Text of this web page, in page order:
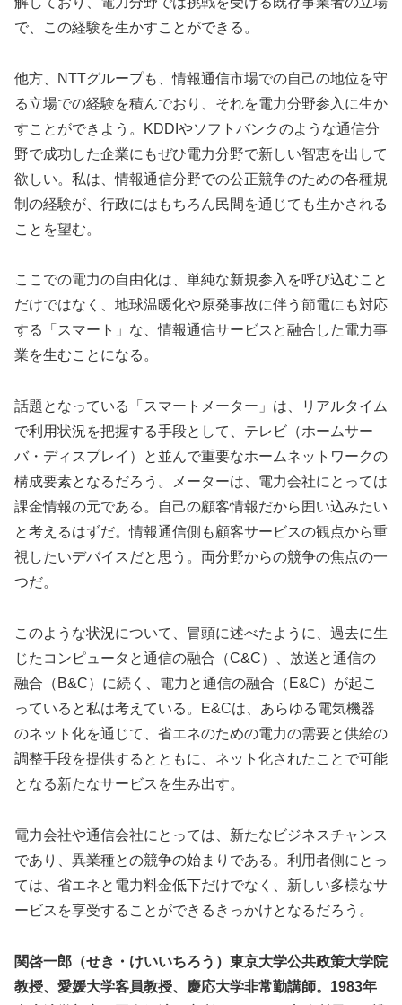
で、この経験を生かすことができる。
他方、NTTグループも、情報通信市場での自己の地位を守
る立場での経験を積んでおり、それを電力分野参入に生か
すことができよう。KDDIやソフトバンクのような通信分
野で成功した企業にもぜひ電力分野で新しい智恵を出して
欲しい。私は、情報通信分野での公正競争のための各種規
制の経験が、行政にはもちろん民間を通じても生かされる
ことを望む。
ここでの電力の自由化は、単純な新規参入を呼び込むこと
だけではなく、地球温暖化や原発事故に伴う節電にも対応
する「スマート」な、情報通信サービスと融合した電力事
業を生むことになる。
話題となっている「スマートメーター」は、リアルタイム
で利用状況を把握する手段として、テレビ（ホームサー
バ・ディスプレイ）と並んで重要なホームネットワークの
構成要素となるだろう。メーターは、電力会社にとっては
課金情報の元である。自己の顧客情報だから囲い込みたい
と考えるはずだ。情報通信側も顧客サービスの観点から重
視したいデバイスだと思う。両分野からの競争の焦点の一
つだ。
このような状況について、冒頭に述べたように、過去に生
じたコンピュータと通信の融合（C&C）、放送と通信の
融合（B&C）に続く、電力と通信の融合（E&C）が起こ
っていると私は考えている。E&Cは、あらゆる電気機器
のネット化を通じて、省エネのための電力の需要と供給の
調整手段を提供するとともに、ネット化されたことで可能
となる新たなサービスを生み出す。
電力会社や通信会社にとっては、新たなビジネスチャンス
であり、異業種との競争の始まりである。利用者側にとっ
ては、省エネと電力料金低下だけでなく、新しい多様なサ
ービスを享受することができるきっかけとなるだろう。
関啓一郎（せき・けいいちろう）東京大学公共政策大学院
教授、愛媛大学客員教授、慶応大学非常勤講師。1983年